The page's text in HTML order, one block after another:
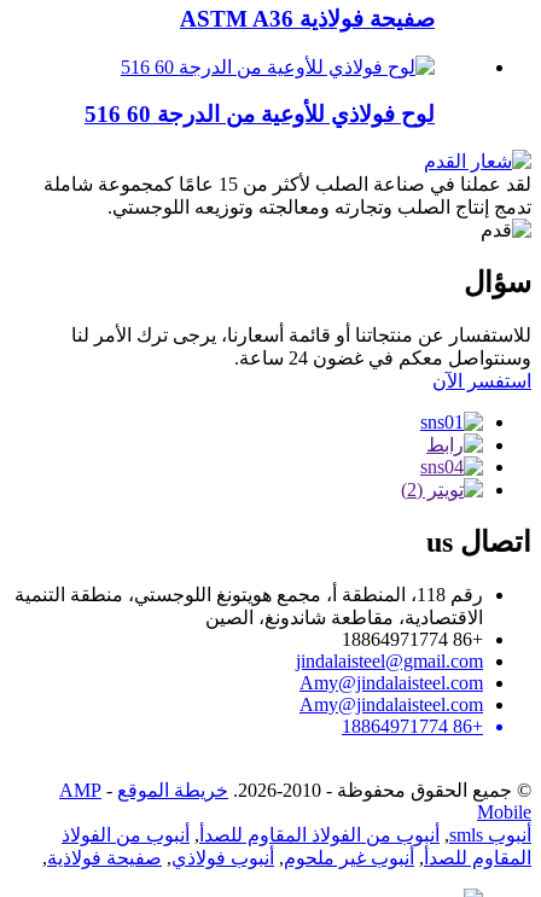
صفيحة فولاذية ASTM A36
لوح فولاذي للأوعية من الدرجة 60 516
لقد عملنا في صناعة الصلب لأكثر من 15 عامًا كمجموعة شاملة
تدمج إنتاج الصلب وتجارته ومعالجته وتوزيعه اللوجستي.
سؤال
للاستفسار عن منتجاتنا أو قائمة أسعارنا، يرجى ترك الأمر لنا
وسنتواصل معكم في غضون 24 ساعة.
استفسر الآن
اتصال
رقم 118، المنطقة أ، مجمع هويتونغ اللوجستي، منطقة التنمية
الاقتصادية، مقاطعة شاندونغ، الصين
+86 18864971774
jindalaisteel@gmail.com
Amy@jindalaisteel.com
Amy@jindalaisteel.com
+86 18864971774
© جميع الحقوق محفوظة - 2010-2026. خريطة الموقع -
AMP
Mobile
أنبوب smls
, أنبوب من الفولاذ المقاوم للصدأ , أنبوب من الفولاذ
المقاوم للصدأ , أنبوب غير ملحوم, أنبوب فولاذي, صفيحة فولاذية,